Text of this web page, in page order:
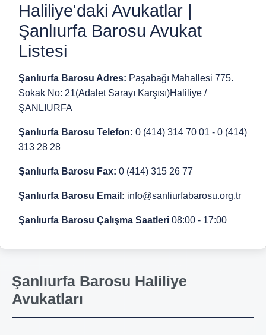
Haliliye'daki Avukatlar |
Şanlıurfa Barosu Avukat
Listesi
Şanlıurfa Barosu Adres: Paşabağı Mahallesi 775.
Sokak No: 21(Adalet Sarayı Karşısı)Haliliye /
ŞANLIURFA
Şanlıurfa Barosu Telefon: 0 (414) 314 70 01 - 0 (414)
313 28 28
Şanlıurfa Barosu Fax: 0 (414) 315 26 77
Şanlıurfa Barosu Email: info@sanliurfabarosu.org.tr
Şanlıurfa Barosu Çalışma Saatleri 08:00 - 17:00
Şanlıurfa Barosu Haliliye
Avukatları